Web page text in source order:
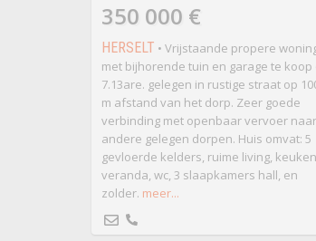
350 000 €
HERSELT • Vrijstaande propere
met bijhorende tuin en garage te koop
7.13are. gelegen in rustige straat op
m afstand van het dorp. Zeer goede
verbinding met openbaar vervoer naar
andere gelegen dorpen. Huis omvat: 5
gevloerde kelders, ruime living,
veranda, wc, 3 slaapkamers hall, en
zolder. meer...